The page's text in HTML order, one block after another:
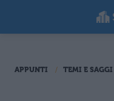
APPUNTI TEMI E SAGGI